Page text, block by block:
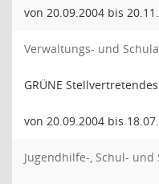
von 20.09.2004 bis
Verwaltungs- und
GRÜNE
von 20.09.2004 bis
Jugendhilfe-, Schul- und